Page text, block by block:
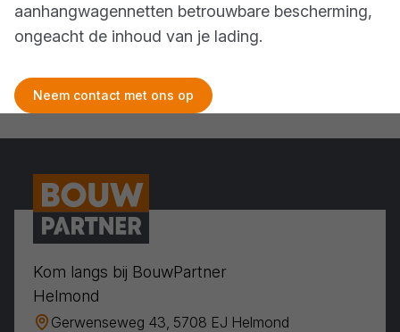
aanhangwagennetten betrouwbare bescherming,
ongeacht de inhoud van je lading.
Neem contact met ons op
Kom langs bij BouwPartner
Helmond
Gerwenseweg 43, 5708 EJ Helmond